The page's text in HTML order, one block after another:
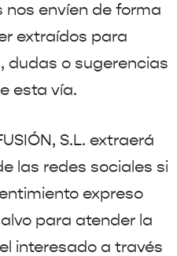
nos envíen de forma
extraídos para
dudas o sugerencias
esta vía.
S.L. extraerá
las redes sociales si
expreso
para atender la
interesado a través